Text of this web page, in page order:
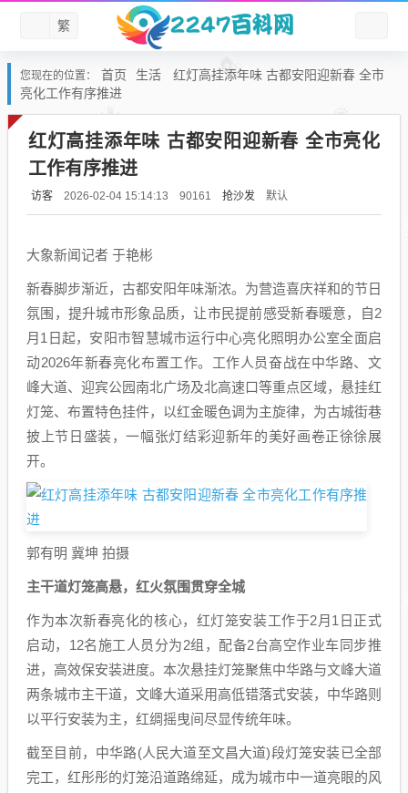
繁
您现在的位置： 首页 生活
红灯高挂添年味 古都安阳迎新春 全市
亮化工作有序推进
红灯高挂添年味 古都安阳迎新春 全市亮化
工作有序推进
访客 2026-02-04 15:14:13 90161 抢沙发 默认
大象新闻记者 于艳彬
新春脚步渐近，古都安阳年味渐浓。为营造喜庆祥和的节日
氛围，提升城市形象品质，让市民提前感受新春暖意，自2
月1日起，安阳市智慧城市运行中心亮化照明办公室全面启
动2026年新春亮化布置工作。工作人员奋战在中华路、文
峰大道、迎宾公园南北广场及北高速口等重点区域，悬挂红
灯笼、布置特色挂件，以红金暖色调为主旋律，为古城街巷
披上节日盛装，一幅张灯结彩迎新年的美好画卷正徐徐展
开。
郭有明 冀坤 拍摄
主干道灯笼高悬，红火氛围贯穿全城
作为本次新春亮化的核心，红灯笼安装工作于2月1日正式
启动，12名施工人员分为2组，配备2台高空作业车同步推
进，高效保安装进度。本次悬挂灯笼聚焦中华路与文峰大道
两条城市主干道，文峰大道采用高低错落式安装，中华路则
以平行安装为主，红绸摇曳间尽显传统年味。
截至目前，中华路(人民大道至文昌大道)段灯笼安装已全部
完工，红彤彤的灯笼沿道路绵延，成为城市中一道亮眼的风